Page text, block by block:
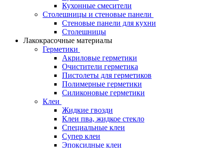
Кухонные смесители
Столешницы и стеновые панели
Стеновые панели для кухни
Столешницы
Лакокрасочные материалы
Герметики
Акриловые герметики
Очистители герметика
Пистолеты для герметиков
Полимерные герметики
Силиконовые герметики
Клеи
Жидкие гвозди
Клеи пва, жидкое стекло
Специальные клеи
Супер клеи
Эпоксидные клеи